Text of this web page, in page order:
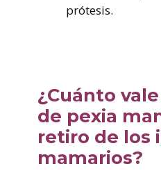
prótesis.
¿Cuánto
de pexia
retiro de los
mamarios?